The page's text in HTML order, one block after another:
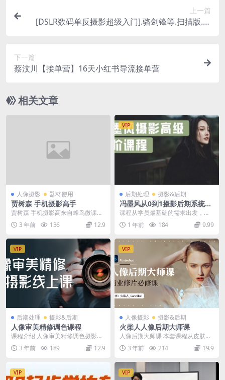
上一篇
[DSLR数码单反摄影超级入门].骆剑锋等.扫描版.高
下一篇
蔡汶川【接单营】16天小红书导流接单营
相关文章
人像摄影 器材使用
贾树森 手机摄影高手
贾树森 手机摄影高来自蜂鸟微课
堂，蜂鸟摄影 专业：500万粉丝平
台...3 年前 136 12.9
VIP
后期处理 摄影&后期
冯墨风从0到1摄影后期系统课
程
课程从学员最基础的需求出发，详
细介绍摄影后期常用软件，如 Phot
oshop、L...
1 年前 184 9.99
VIP
后期处理 摄影&后期
人像审美精修调色课程
课程介绍 人像审美精修调色摄影线
上课程，通过专业导师讲解，深入
探讨人像摄影审美理...
3 年前 189 12.9
VIP
人像摄影 摄影&后期
火柴人人像后期大师课
人像后期大师课 本套课程从皮肤、
身材、服装、五官等人像修图方向
带大家从实战案例学...
3 年前 214 19.9
VIP VIP